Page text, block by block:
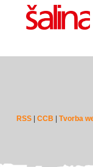
RSS |CCB |Tvorba